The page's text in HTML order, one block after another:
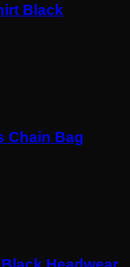
Black
Chain Bag